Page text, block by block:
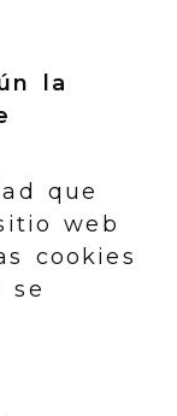
la
que
web
cookies
se